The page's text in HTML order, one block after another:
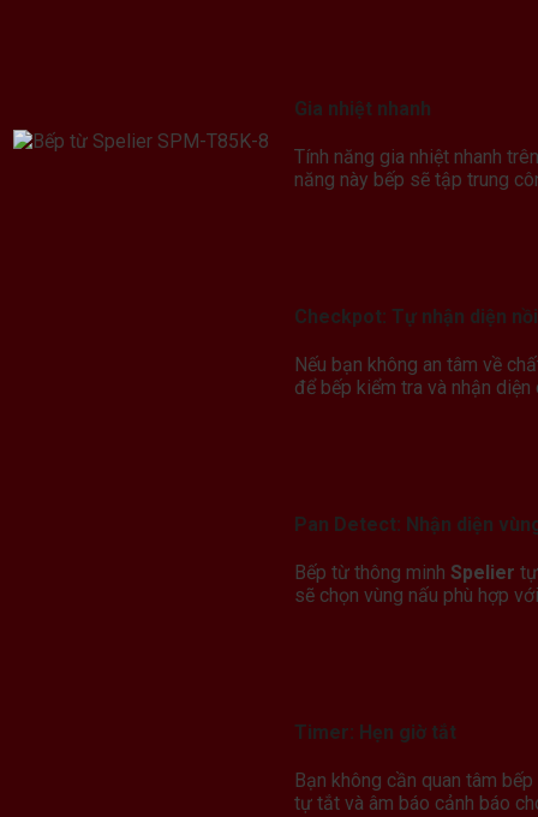
Gia nhiệt nhanh
Tính năng gia nhiệt nhanh
năng này bếp sẽ tập trung
Checkpot: Tự nhận diện nồi
Nếu bạn không an tâm về
để bếp kiểm tra và nhận
Pan Detect: Nhận diện
Bếp từ thông minh Spelier
sẽ chọn vùng nấu phù hợp
Timer: Hẹn giờ tắt
Bạn không cần quan tâm
tự tắt và âm báo cảnh báo